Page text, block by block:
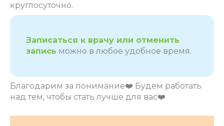
круглосуточно.
Записаться к врачу или отменить
запись можно в любое удобное время.
Благодарим за понимание❤️ Будем работать
над тем, чтобы стать лучше для вас❤️